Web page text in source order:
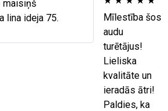
Mīlestība šos
audu
turētājus!
Lieliska
kvalitāte un
ieradās ātri!
Paldies, ka